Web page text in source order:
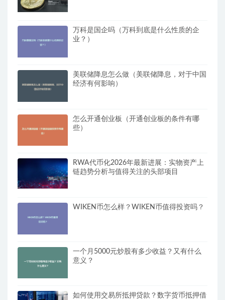
万科是国企吗（万科到底是什么性质的企
业？）
美联储降息怎么做（美联储降息，对于中国
经济有何影响）
怎么开通创业板（开通创业板的条件有哪
些）
RWA代币化2026年最新进展：实物资产上
链趋势分析与值得关注的头部项目
WIKEN币怎么样？WIKEN币值得投资吗？
一个月5000元炒股有多少收益？又有什么
意义？
如何使用交易所抵押贷款？数字货币抵押借